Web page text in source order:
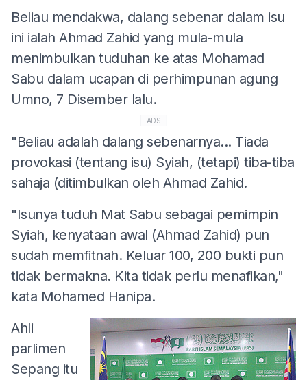
Beliau mendakwa, dalang sebenar dalam isu
ini ialah Ahmad Zahid yang mula-mula
menimbulkan tuduhan ke atas Mohamad
Sabu dalam ucapan di perhimpunan agung
Umno, 7 Disember lalu.
ADS
"Beliau adalah dalang sebenarnya... Tiada
provokasi (tentang isu) Syiah, (tetapi) tiba-tiba
sahaja (ditimbulkan oleh Ahmad Zahid.
"Isunya tuduh Mat Sabu sebagai pemimpin
Syiah, kenyataan awal (Ahmad Zahid) pun
sudah memfitnah. Keluar 100, 200 bukti pun
tidak bermakna. Kita tidak perlu menafikan,"
kata Mohamed Hanipa.
Ahli
parlimen
Sepang itu